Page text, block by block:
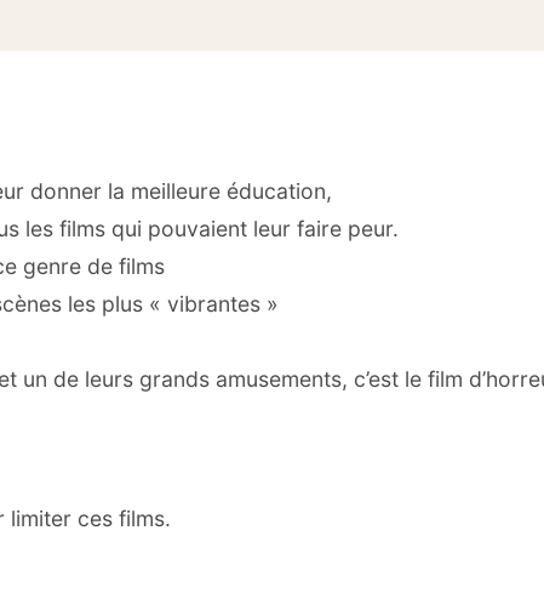
donner la meilleure éducation,
les films qui pouvaient leur faire peur.
genre de films
les plus « vibrantes »
un de leurs grands amusements, c’est le film
limiter ces films.